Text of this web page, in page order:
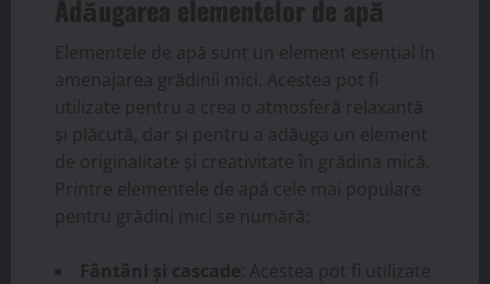
Adăugarea elementelor de apă
Elementele de apă sunt un element esențial în
amenajarea grădinii mici. Acestea pot fi
utilizate pentru a crea o atmosferă relaxantă
și plăcută, dar și pentru a adăuga un element
de originalitate și creativitate în grădina mică.
Printre elementele de apă cele mai populare
pentru grădini mici se numără:
Fântâni și cascade : Acestea pot fi utilizate